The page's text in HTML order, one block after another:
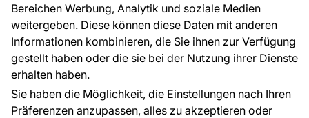
Bereichen Werbung, Analytik und soziale Medien
weitergeben. Diese können diese Daten mit anderen
Informationen kombinieren, die Sie ihnen zur Verfügung
gestellt haben oder die sie bei der Nutzung ihrer Dienste
erhalten haben.
Sie haben die Möglichkeit, die Einstellungen nach Ihren
Präferenzen anzupassen, alles zu akzeptieren oder
Kontakt
Haben Sie Fragen? Wir helfen Ihnen gerne weiter
und beraten Sie persönlich.
+49 781 95633072